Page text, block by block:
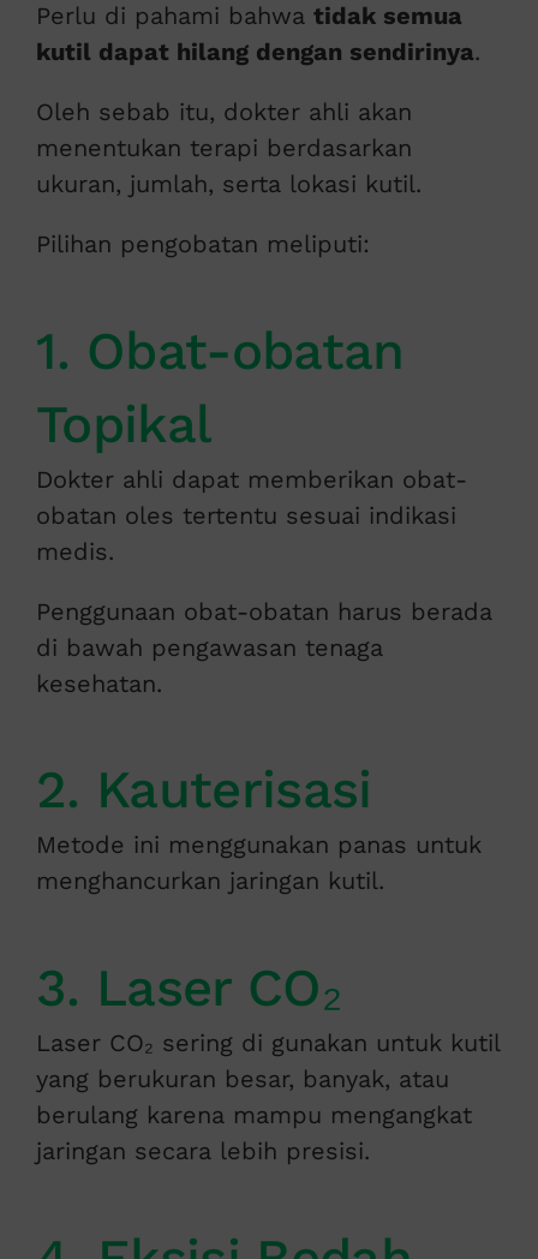
Perlu di pahami bahwa tidak semua
kutil dapat hilang dengan sendirinya.
Oleh sebab itu, dokter ahli akan
menentukan terapi berdasarkan
ukuran, jumlah, serta lokasi kutil.
Pilihan pengobatan meliputi:
1. Obat-obatan
Topikal
Dokter ahli dapat memberikan obat-
obatan oles tertentu sesuai indikasi
medis.
Penggunaan obat-obatan harus berada
di bawah pengawasan tenaga
kesehatan.
2. Kauterisasi
Metode ini menggunakan panas untuk
menghancurkan jaringan kutil.
3. Laser CO₂
Laser CO₂ sering di gunakan untuk kutil
yang berukuran besar, banyak, atau
berulang karena mampu mengangkat
jaringan secara lebih presisi.